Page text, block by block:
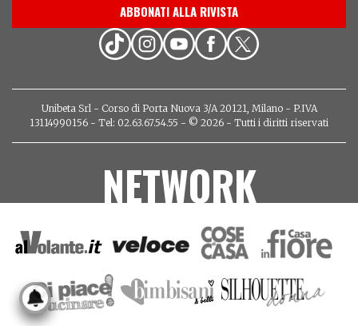
ABBONATI ALLA RIVISTA
Unibeta Srl - Corso di Porta Nuova 3/A 20121, Milano - P.IVA
13114990156 - Tel: 02.63.67.54.55 - © 2026 - Tutti i diritti riservati
NETWORK